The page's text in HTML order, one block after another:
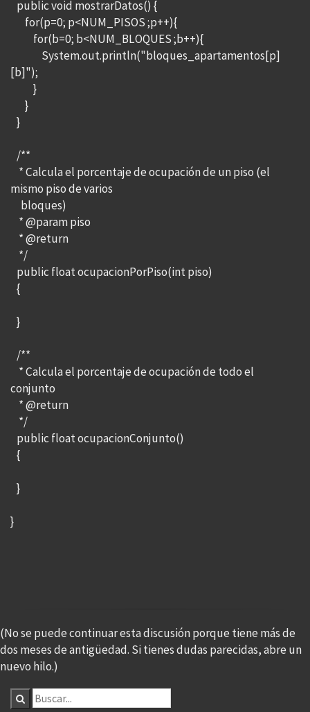
public void mostrarDatos() {
for(p=0; p<NUM_PISOS ;p++){
for(b=0; b<NUM_BLOQUES ;b++){
System.out.println("bloques_apartamentos[p]
[b]");
}
}
}
/**
* Calcula el porcentaje de ocupación de un piso (el
mismo piso de varios
bloques)
* @param piso
* @return
*/
public float ocupacionPorPiso(int piso)
{
}
/**
* Calcula el porcentaje de ocupación de todo el
conjunto
* @return
*/
public float ocupacionConjunto()
{
}
}
(No se puede continuar esta discusión porque tiene más de
dos meses de antigüedad. Si tienes dudas parecidas, abre un
nuevo hilo.)